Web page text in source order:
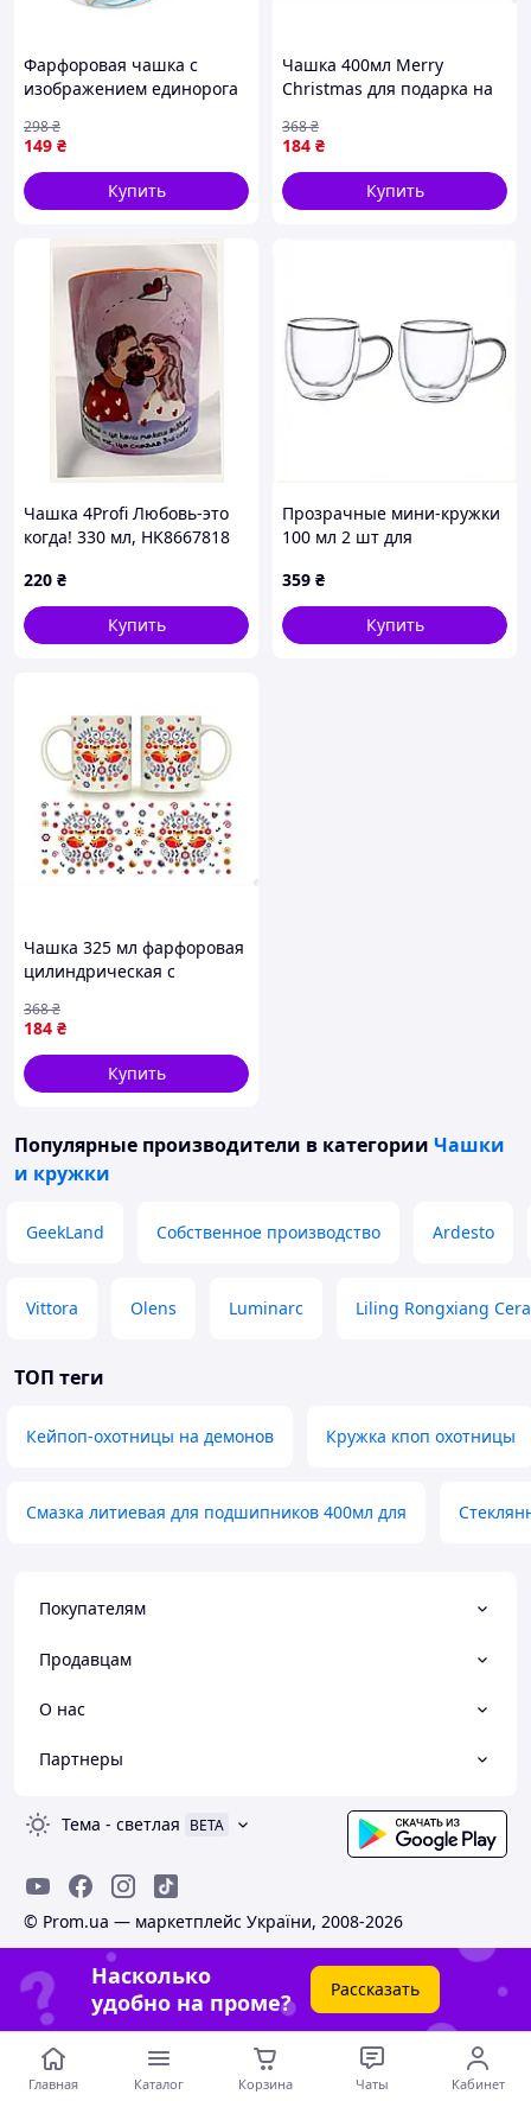
Фарфоровая чашка с
изображением единорога
HP7187BL
149 ₴
298₴
Купить
Чашка 400мл Merry
Christmas для подарка на
праздничным дизайном
184 ₴
368₴
Купить
Чашка 4Profi Любовь-это
когда! 330 мл, HK8667818
220 ₴
Купить
Прозрачные мини-кружки
100 мл 2 шт для
359 ₴
Купить
Чашка 325 мл фарфоровая
цилиндрическая с
чая и кофе в подарочной
коробке ТМ KVARTA
184 ₴
368₴
Купить
Популярные производители в категории Чашки
и кружки
GeekLand Собственное производство Ardesto
Vittora Olens Luminarc Liling Rongxiang
ТОП теги
Кейпоп-охотницы на демонов Кружка кпоп охотницы
Смазка литиевая для подшипников 400мл для
Покупателям
Продавцам
О нас
Партнеры
Тема - светлая BETA
© Prom.ua — маркетплейс України, 2008-2026
Насколько
удобно на проме?
Рассказать
Главная Каталог Корзина Чаты Кабинет